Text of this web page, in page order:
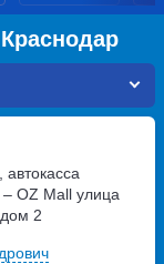
OZ Mall улица
2